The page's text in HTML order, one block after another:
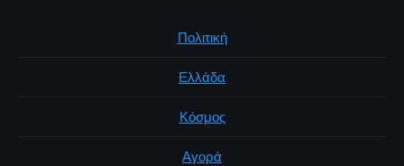
Πολιτική
Ελλάδα
Κόσμος
Αγορά